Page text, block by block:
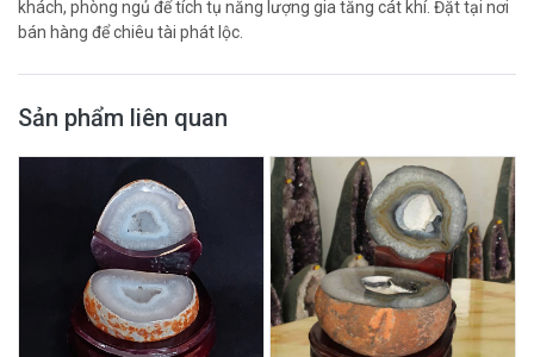
khách, phòng ngủ để tích tụ năng lượng gia tăng cát khí. Đặt tại nơi
bán hàng để chiêu tài phát lộc.
Sản phẩm liên quan